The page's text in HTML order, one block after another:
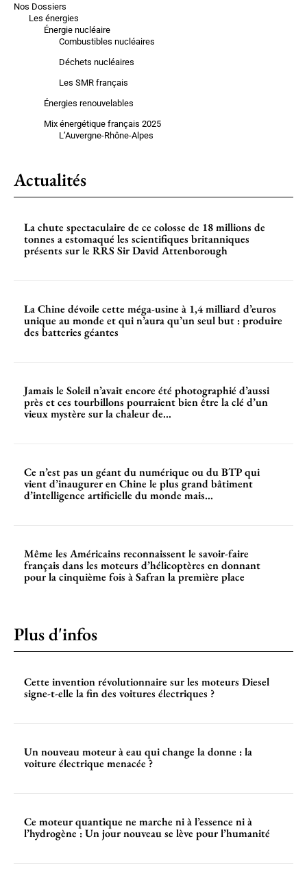
Nos Dossiers
Les énergies
Énergie nucléaire
Combustibles nucléaires
Déchets nucléaires
Les SMR français
Énergies renouvelables
Mix énergétique français 2025
L’Auvergne-Rhône-Alpes
Actualités
La chute spectaculaire de ce colosse de 18 millions de
tonnes a estomaqué les scientifiques britanniques
présents sur le RRS Sir David Attenborough
La Chine dévoile cette méga-usine à 1,4 milliard d’euros
unique au monde et qui n’aura qu’un seul but : produire
des batteries géantes
Jamais le Soleil n’avait encore été photographié d’aussi
près et ces tourbillons pourraient bien être la clé d’un
vieux mystère sur la chaleur de...
Ce n’est pas un géant du numérique ou du BTP qui
vient d’inaugurer en Chine le plus grand bâtiment
d’intelligence artificielle du monde mais...
Même les Américains reconnaissent le savoir-faire
français dans les moteurs d’hélicoptères en donnant
pour la cinquième fois à Safran la première place
Plus d'infos
Cette invention révolutionnaire sur les moteurs Diesel
signe-t-elle la fin des voitures électriques ?
Un nouveau moteur à eau qui change la donne : la
voiture électrique menacée ?
Ce moteur quantique ne marche ni à l’essence ni à
l’hydrogène : Un jour nouveau se lève pour l’humanité